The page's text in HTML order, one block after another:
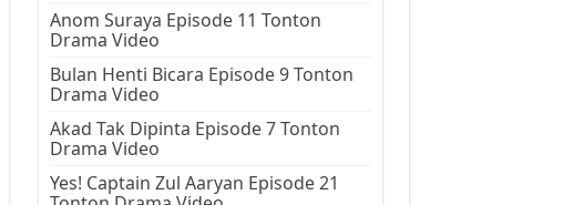
Anom Suraya Episode 11 Tonton
Drama Video
Bulan Henti Bicara Episode 9 Tonton
Drama Video
Akad Tak Dipinta Episode 7 Tonton
Drama Video
Yes! Captain Zul Aaryan Episode 21